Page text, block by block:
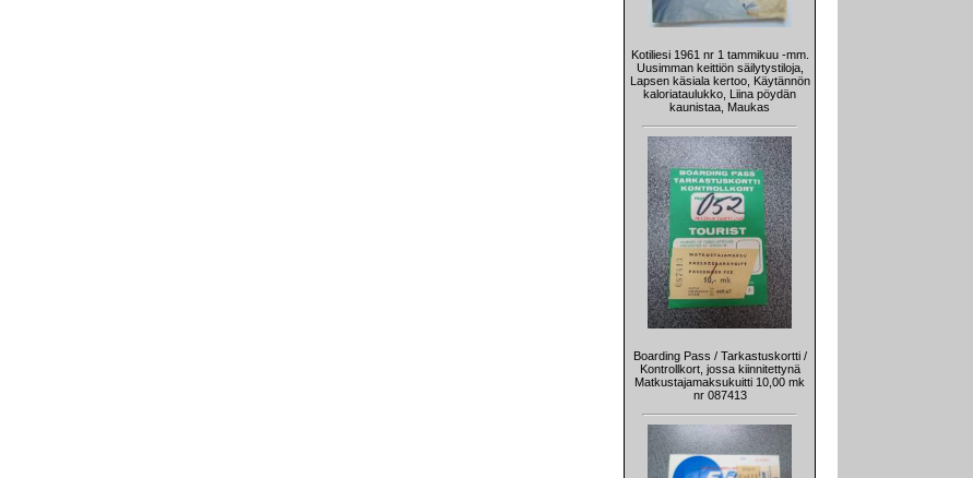
Kotiliesi 1961 nr 1 tammikuu -mm.
Uusimman keittiön säilytystiloja,
Lapsen käsiala kertoo, Käytännön
kaloriataulukko, Liina pöydän
kaunistaa, Maukas
Boarding Pass / Tarkastuskortti /
Kontrollkort, jossa kiinnitettynä
Matkustajamaksukuitti 10,00 mk
nr 087413